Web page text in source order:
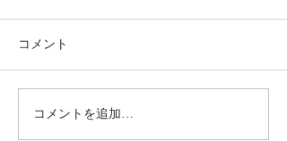
コメント
コメントを追加…